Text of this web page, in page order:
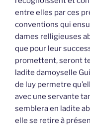
entre elles par ces
conventions qui
dames relligieuses
que pour leur
promettent, seront
ladite damoyselle
de luy permetre
avec une servante
semblera en ladite
elle se retire à